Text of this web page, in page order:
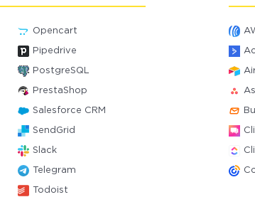
Opencart
Pipedrive
PostgreSQL
PrestaShop
Salesforce CRM
SendGrid
Slack
Telegram
Todoist